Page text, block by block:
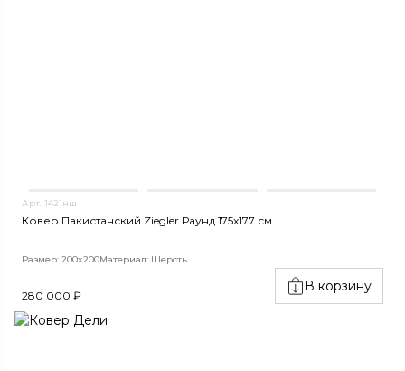
Арт. 1421нш
Ковер Пакистанский Ziegler Раунд 175x177 см
Размер: 200x200Материал: Шерсть
280 000 ₽
В корзину